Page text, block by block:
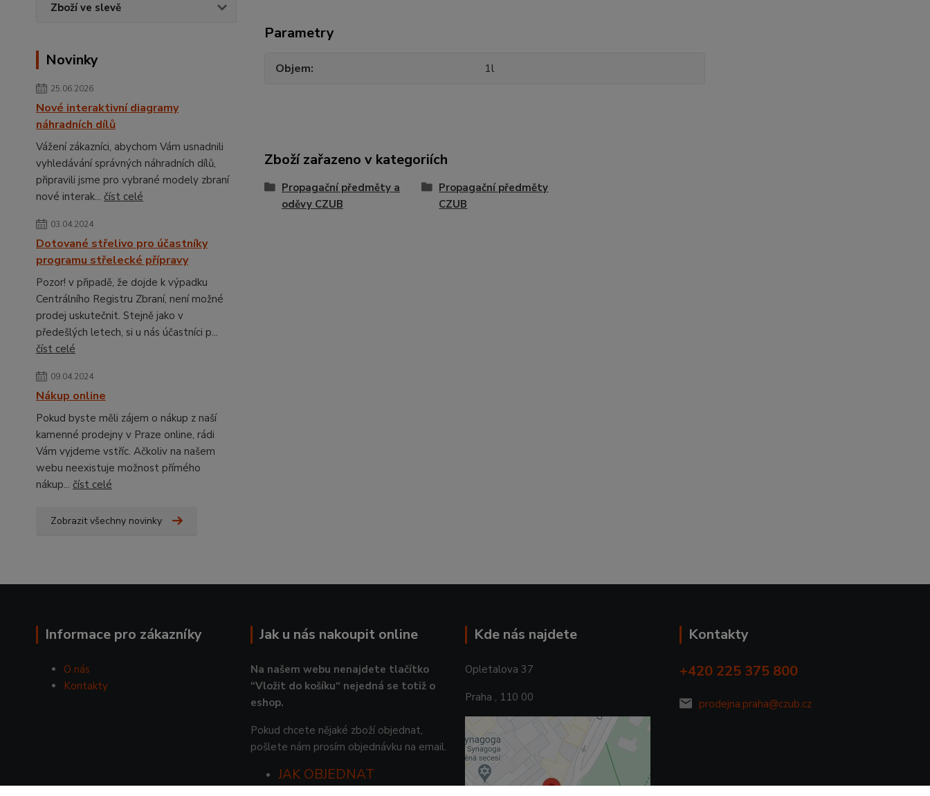
Zboží ve slevě
Novinky
25.06.2026
Nové interaktivní diagramy
náhradních dílů
Vážení zákazníci, abychom Vám usnadnili
vyhledávání správných náhradních dílů,
připravili jsme pro vybrané modely zbraní
nové interak... číst celé
03.04.2024
Dotované střelivo pro účastníky
programu střelecké přípravy
Pozor! v připadě, že dojde k výpadku
Centrálního Registru Zbraní, není možné
prodej uskutečnit. Stejně jako v
předešlých letech, si u nás účastníci p...
číst celé
09.04.2024
Nákup online
Pokud byste měli zájem o nákup z naší
kamenné prodejny v Praze online, rádi
Vám vyjdeme vstříc. Ačkoliv na našem
webu neexistuje možnost přímého
nákup... číst celé
Zobrazit všechny novinky
Parametry
Objem 1l
Zboží zařazeno v kategoriích
Propagační předměty a
oděvy CZUB
Propagační předměty
CZUB
Informace pro zákazníky
O nás
Kontakty
Jak u nás nakoupit online
Na našem webu nenajdete tlačítko
“Vložit do košíku“ nejedná se totiž o
eshop.
Pokud chcete nějaké zboží objednat,
pošlete nám prosím objednávku na email.
JAK OBJEDNAT
Kde nás najdete
Opletalova 37
Praha , 110 00
Kontakty
+420 225 375 800
prodejna.praha@czub.cz